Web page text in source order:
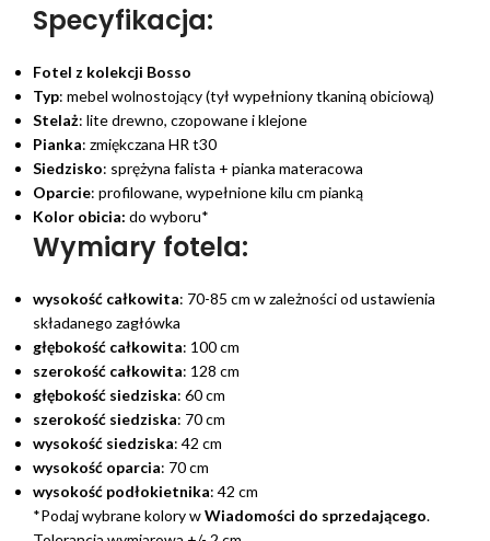
Specyfikacja:
Fotel z kolekcji Bosso
Typ: mebel wolnostojący (tył wypełniony tkaniną obiciową)
Stelaż: lite drewno, czopowane i klejone
Pianka: zmiękczana HR t30
Siedzisko: sprężyna falista + pianka materacowa
Oparcie: profilowane, wypełnione kilu cm pianką
Kolor obicia: do wyboru*
Wymiary fotela:
wysokość całkowita: 70-85 cm w zależności od ustawienia
składanego zagłówka
głębokość całkowita: 100 cm
szerokość całkowita: 128 cm
głębokość siedziska: 60 cm
szerokość siedziska: 70 cm
wysokość siedziska: 42 cm
wysokość oparcia: 70 cm
wysokość podłokietnika: 42 cm
*Podaj wybrane kolory wWiadomości do sprzedającego.